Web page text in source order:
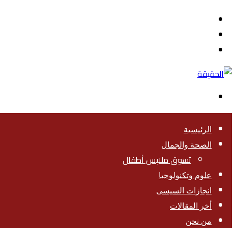
المظلم
الرئيسية
الصحة والجمال
تسوق ملابس أطفال
علوم وتكنولوجيا
انجازات السيسى
أخر المقالات
من نحن